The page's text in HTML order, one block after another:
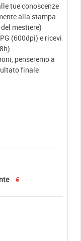
tue conoscenze
alla stampa
mestiere)
(600dpi) e ricevi
penseremo a
finale
€